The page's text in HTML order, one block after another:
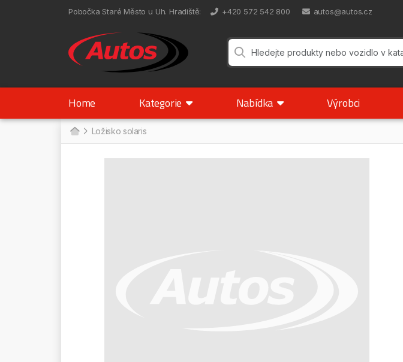
Pobočka Staré Město u Uh. Hradiště: +420 572 542 800 autos@autos.cz
Home Kategorie Nabídka Výrobci
Ložisko solaris